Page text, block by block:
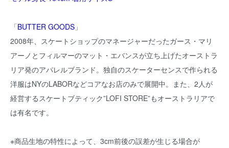
「BUTTER GOODS 」
2008年、スケートショップのマネージャーだったガース・マリ
アーノとフィルマーのマット・エバンスが立ち上げたオーストラ
リア発のアパレルブランド。独自のスケーターセンスで作られる
洋服はNYのLABORなどコアなお店のみで展開中。また、2人が
経営するスケートブティック”LOFI STORE”もオーストラリアで
は有名です。
※商品生地の特性によって、3cm前後の誤差が生じる場合が